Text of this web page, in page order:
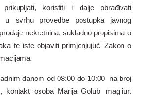
prikupljati, koristiti i dalje obrađivati
u svrhu provedbe postupka javnog
nekretnina, sukladno propisima o
te iste objaviti primjenjujući Zakon o
.
danom od 08:00 do 10:00 na broj
kontakt osoba Marija Golub, mag.iur.